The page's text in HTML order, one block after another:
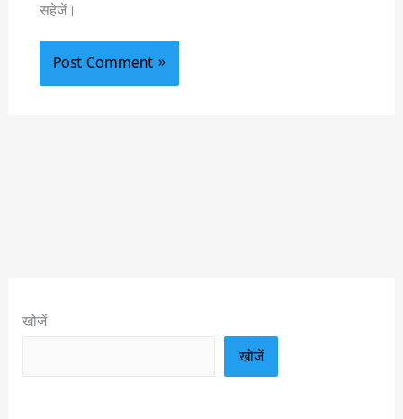
सहेजें।
खोजें
खोजें